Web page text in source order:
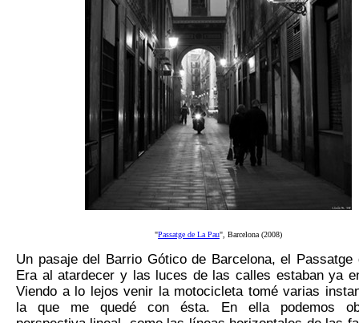
"Passatge de La Pau", Barcelona (2008)
Un pasaje del Barrio Gótico de Barcelona, el Passatge
Era al atardecer y las luces de las calles estaban ya
Viendo a lo lejos venir la motocicleta tomé varias
la que me quedé con ésta. En ella podemos